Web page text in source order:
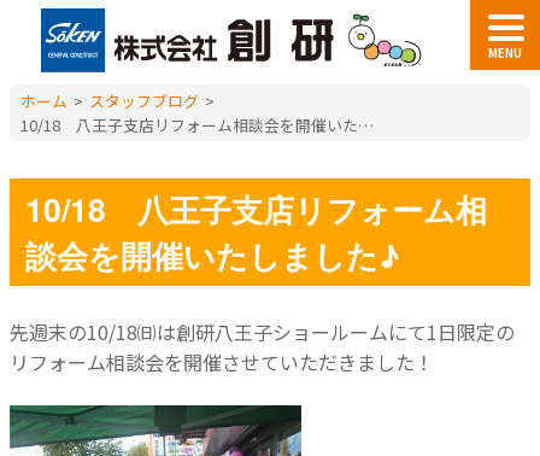
MENU
ホーム > スタッフブログ >
10/18 八王子支店リフォーム相談会を開催いたしました♪
10/18 八王子支店リフォーム相
談会を開催いたしました♪
先週末の10/18㈰は創研八王子ショールームにて1日限定の
リフォーム相談会を開催させていただきました！